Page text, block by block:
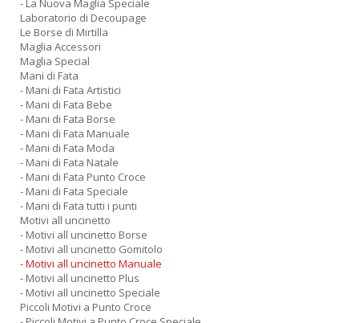
- La Nuova Maglia Speciale
Laboratorio di Decoupage
Le Borse di Mirtilla
Maglia Accessori
Maglia Special
Mani di Fata
- Mani di Fata Artistici
- Mani di Fata Bebe
- Mani di Fata Borse
- Mani di Fata Manuale
- Mani di Fata Moda
- Mani di Fata Natale
- Mani di Fata Punto Croce
- Mani di Fata Speciale
- Mani di Fata tutti i punti
Motivi all uncinetto
- Motivi all uncinetto Borse
- Motivi all uncinetto Gomitolo
- Motivi all uncinetto Manuale
- Motivi all uncinetto Plus
- Motivi all uncinetto Speciale
Piccoli Motivi a Punto Croce